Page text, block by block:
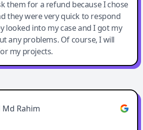
them for a refund because I chose
they were very quick to respond
looked into my case and I got my
any problems. Of course, I will
my projects.
Rahim